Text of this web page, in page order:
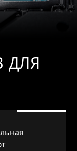
ДЛЯ